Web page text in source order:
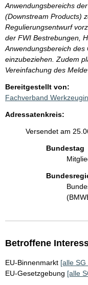
Anwendungsbereichs
(Downstream Products)
Regulierungsentwurf
der FWI Bestrebungen,
Anwendungsbereich
einzubeziehen. Zudem
Vereinfachung des
Bereitgestellt von:
Fachverband
Adressatenkreis:
Versendet am
Bundestag
Betroffene
EU-Binnenmarkt [alle SG
EU-Gesetzgebung [alle